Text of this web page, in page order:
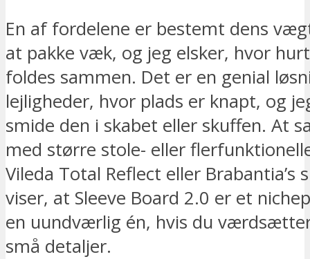
En af fordelene er bestemt dens
at pakke væk, og jeg elsker, hvor
foldes sammen. Det er en genial
lejligheder, hvor plads er knapt, og
smide den i skabet eller skuffen. At
med større stole- eller
Vileda Total Reflect eller Brabantia’s
viser, at Sleeve Board 2.0 er et
en uundværlig én, hvis du
små detaljer.